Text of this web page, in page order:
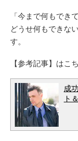
「今まで何もでき
どうせ何もできな
す。
【参考記事】はこ
成
ト